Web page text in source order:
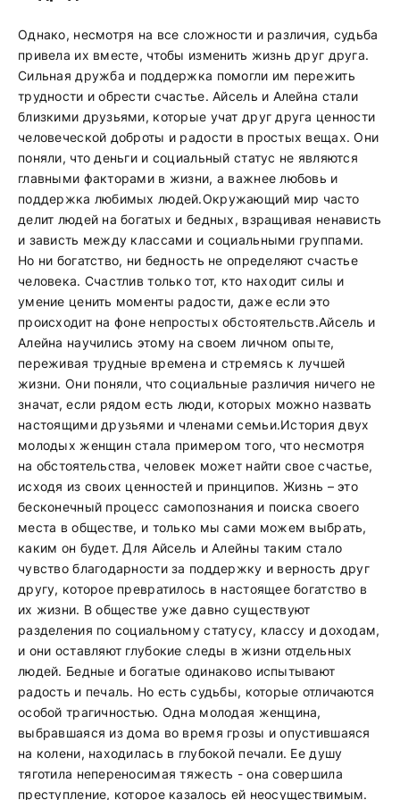
Однако, несмотря на все сложности и различия, судьба
привела их вместе, чтобы изменить жизнь друг друга.
Сильная дружба и поддержка помогли им пережить
трудности и обрести счастье. Айсель и Алейна стали
близкими друзьями, которые учат друг друга ценности
человеческой доброты и радости в простых вещах. Они
поняли, что деньги и социальный статус не являются
главными факторами в жизни, а важнее любовь и
поддержка любимых людей.Окружающий мир часто
делит людей на богатых и бедных, взращивая ненависть
и зависть между классами и социальными группами.
Но ни богатство, ни бедность не определяют счастье
человека. Счастлив только тот, кто находит силы и
умение ценить моменты радости, даже если это
происходит на фоне непростых обстоятельств.Айсель и
Алейна научились этому на своем личном опыте,
переживая трудные времена и стремясь к лучшей
жизни. Они поняли, что социальные различия ничего не
значат, если рядом есть люди, которых можно назвать
настоящими друзьями и членами семьи.История двух
молодых женщин стала примером того, что несмотря
на обстоятельства, человек может найти свое счастье,
исходя из своих ценностей и принципов. Жизнь – это
бесконечный процесс самопознания и поиска своего
места в обществе, и только мы сами можем выбрать,
каким он будет. Для Айсель и Алейны таким стало
чувство благодарности за поддержку и верность друг
другу, которое превратилось в настоящее богатство в
их жизни. В обществе уже давно существуют
разделения по социальному статусу, классу и доходам,
и они оставляют глубокие следы в жизни отдельных
людей. Бедные и богатые одинаково испытывают
радость и печаль. Но есть судьбы, которые отличаются
особой трагичностью. Одна молодая женщина,
выбравшаяся из дома во время грозы и опустившаяся
на колени, находилась в глубокой печали. Ее душу
тяготила непереносимая тяжесть - она совершила
преступление, которое казалось ей неосуществимым.